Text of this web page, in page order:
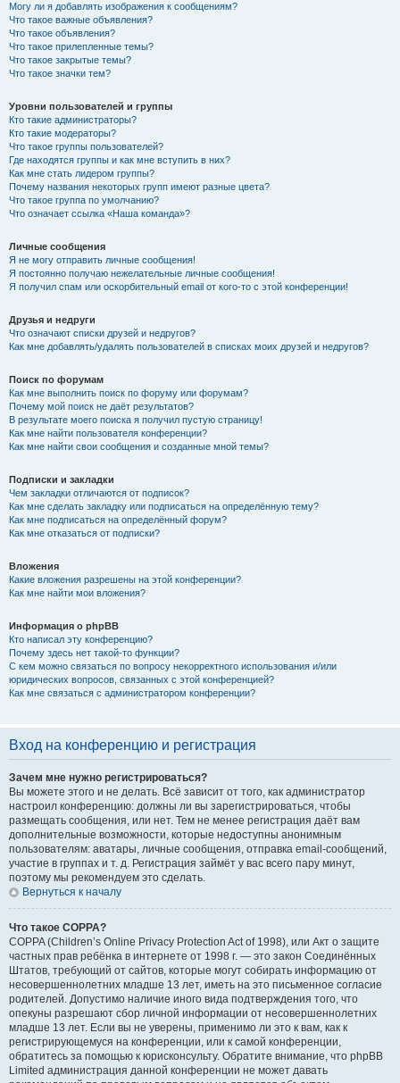
Могу ли я добавлять изображения к сообщениям?
Что такое важные объявления?
Что такое объявления?
Что такое прилепленные темы?
Что такое закрытые темы?
Что такое значки тем?
Уровни пользователей и группы
Кто такие администраторы?
Кто такие модераторы?
Что такое группы пользователей?
Где находятся группы и как мне вступить в них?
Как мне стать лидером группы?
Почему названия некоторых групп имеют разные цвета?
Что такое группа по умолчанию?
Что означает ссылка «Наша команда»?
Личные сообщения
Я не могу отправить личные сообщения!
Я постоянно получаю нежелательные личные сообщения!
Я получил спам или оскорбительный email от кого-то с этой конференции!
Друзья и недруги
Что означают списки друзей и недругов?
Как мне добавлять/удалять пользователей в списках моих друзей и недругов?
Поиск по форумам
Как мне выполнить поиск по форуму или форумам?
Почему мой поиск не даёт результатов?
В результате моего поиска я получил пустую страницу!
Как мне найти пользователя конференции?
Как мне найти свои сообщения и созданные мной темы?
Подписки и закладки
Чем закладки отличаются от подписок?
Как мне сделать закладку или подписаться на определённую тему?
Как мне подписаться на определённый форум?
Как мне отказаться от подписки?
Вложения
Какие вложения разрешены на этой конференции?
Как мне найти мои вложения?
Информация о phpBB
Кто написал эту конференцию?
Почему здесь нет такой-то функции?
С кем можно связаться по вопросу некорректного использования и/или
юридических вопросов, связанных с этой конференцией?
Как мне связаться с администратором конференции?
Вход на конференцию и регистрация
Зачем мне нужно регистрироваться?
Вы можете этого и не делать. Всё зависит от того, как администратор
настроил конференцию: должны ли вы зарегистрироваться, чтобы
размещать сообщения, или нет. Тем не менее регистрация даёт вам
дополнительные возможности, которые недоступны анонимным
пользователям: аватары, личные сообщения, отправка email-сообщений,
участие в группах и т. д. Регистрация займёт у вас всего пару минут,
поэтому мы рекомендуем это сделать.
Вернуться к началу
Что такое COPPA?
COPPA (Children’s Online Privacy Protection Act of 1998), или Акт о защите
частных прав ребёнка в интернете от 1998 г. — это закон Соединённых
Штатов, требующий от сайтов, которые могут собирать информацию от
несовершеннолетних младше 13 лет, иметь на это письменное согласие
родителей. Допустимо наличие иного вида подтверждения того, что
опекуны разрешают сбор личной информации от несовершеннолетних
младше 13 лет. Если вы не уверены, применимо ли это к вам, как к
регистрирующемуся на конференции, или к самой конференции,
обратитесь за помощью к юрисконсульту. Обратите внимание, что phpBB
Limited администрация данной конференции не может давать